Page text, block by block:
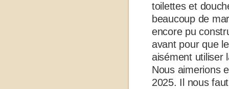
toilettes et
beaucoup de
encore pu
avant pour que
aisément utiliser
Nous aimerions
2025. Il nous